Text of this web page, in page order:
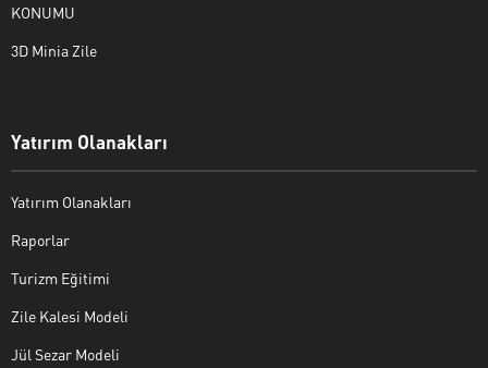
KONUMU
3D Minia Zile
Yatırım Olanakları
Yatırım Olanakları
Raporlar
Turizm Eğitimi
Zile Kalesi Modeli
Jül Sezar Modeli